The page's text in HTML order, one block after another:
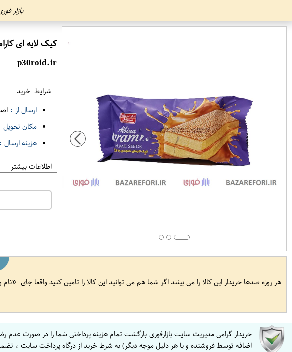
بازار
کیک لایه ای کارامل کنجدی آلبینا
p30roid.ir
شرایط خرید
ارسال از :
مکان تحویل
هزینه ارسال :
اطلاعات بیشتر
هر روزه صدها خریدار این کالا را می بینند اگر شما هم می توانید این کالا را تامین کنید واقعا جای
نام
خریدار گرامی مدیریت سایت بازارفوری بازگشت تمام هزینه پرداختی شما را در صورت
اضافه توسط فروشنده و یا هر دلیل موجه دیگر) به شرط خرید از درگاه پرداخت سایت ،